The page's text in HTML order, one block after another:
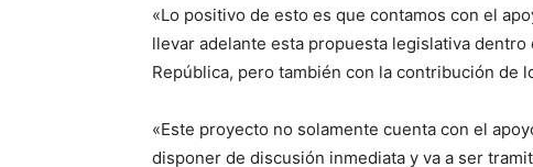
«Lo positivo de esto es que contamos con el
llevar adelante esta propuesta legislativa
República, pero también con la contribución de
«Este proyecto no solamente cuenta con el
disponer de discusión inmediata y va a ser